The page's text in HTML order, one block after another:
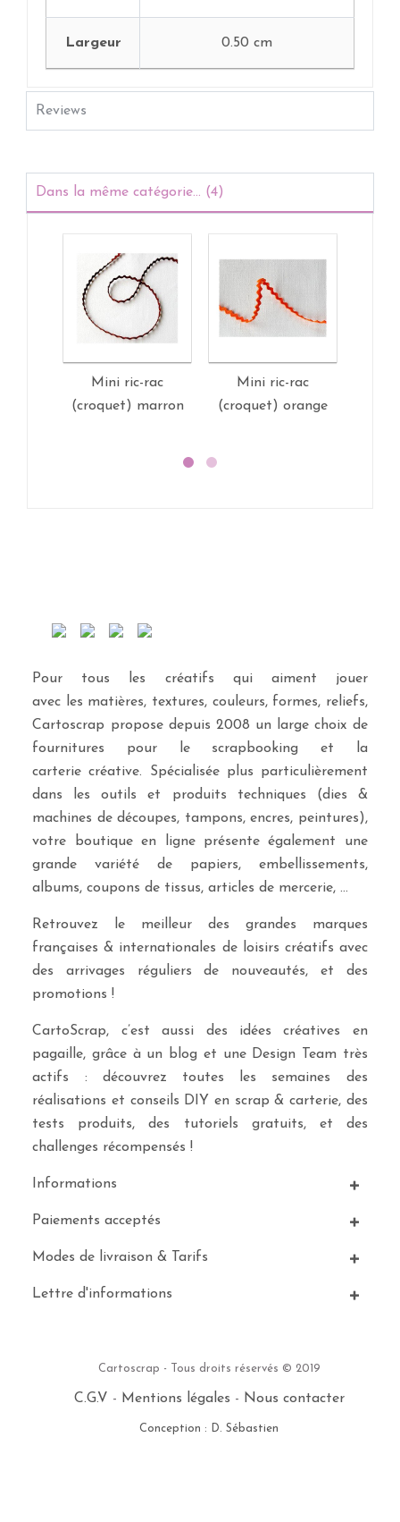
Largeur 0.50 cm
Reviews
Dans la même catégorie... (4)
Mini ric-rac
(croquet) marron
Mini ric-rac
(croquet) orange
Pour tous les créatifs qui aiment jouer
avec les matières, textures, couleurs, formes, reliefs,
Cartoscrap propose depuis 2008 un large choix de
fournitures pour le scrapbooking et la
carterie créative. Spécialisée plus particulièrement
dans les outils et produits techniques (dies &
machines de découpes, tampons, encres, peintures),
votre boutique en ligne présente également une
grande variété de papiers, embellissements,
albums, coupons de tissus, articles de mercerie, …
Retrouvez le meilleur des grandes marques
françaises & internationales de loisirs créatifs avec
des arrivages réguliers de nouveautés, et des
promotions !
CartoScrap, c’est aussi des idées créatives en
pagaille, grâce à un blog et une Design Team très
actifs : découvrez toutes les semaines des
réalisations et conseils DIY en scrap & carterie, des
tests produits, des tutoriels gratuits, et des
challenges récompensés !
Informations
Paiements acceptés
Modes de livraison & Tarifs
Lettre d'informations
Cartoscrap - Tous droits réservés © 2019
C.G.V - Mentions légales - Nous contacter
Conception : D. Sébastien